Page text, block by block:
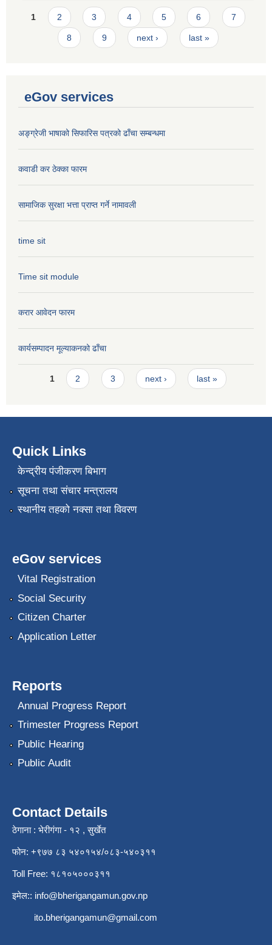
Pages
1 2 3 4 5 6 7
8 9 next › last »
eGov services
अङ्ग्रेजी भाषाको सिफारिस पत्रको ढाँचा सम्बन्धमा
कवाडी कर ठेक्का फारम
सामाजिक सुरक्षा भत्ता प्राप्त गर्ने नामावली
time sit
Time sit module
करार आवेदन फारम
कार्यसम्पादन मूल्या‌कनको ढाँचा
Pages
1 2 3 next › last »
Quick Links
केन्द्रीय पंजीकरण बिभाग
सूचना तथा संचार मन्त्रालय
स्थानीय तहको नक्सा तथा विवरण
eGov services
Vital Registration
Social Security
Citizen Charter
Application Letter
Reports
Annual Progress Report
Trimester Progress Report
Public Hearing
Public Audit
Contact Details
ठेगाना : भेरीगंगा - १२ , सुर्खेत
फोन: +९७७ ८३ ५४०१५४/०८३-५४०३११
Toll Free: १८१०५०००३११
इमेल:: info@bherigangamun.gov.np
ito.bherigangamun@gmail.com